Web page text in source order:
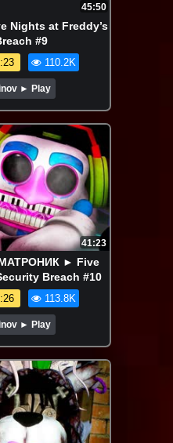
45:50
at Freddy’s
#9
110.2K
► Play
41:23
► Five
Breach #10
113.8K
► Play